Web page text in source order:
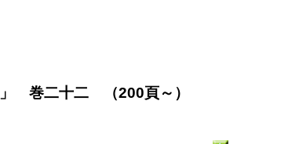
」 巻二十二 （200頁～）